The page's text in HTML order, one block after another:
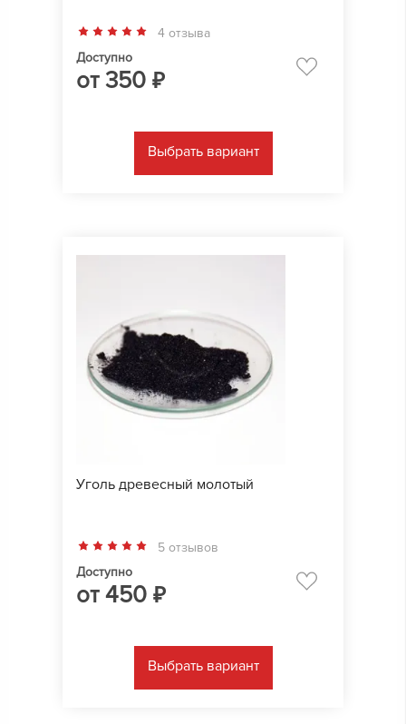
4 отзыва
Доступно
от350 ₽
Выбрать вариант
Уголь древесный молотый
5 отзывов
Доступно
от450 ₽
Выбрать вариант